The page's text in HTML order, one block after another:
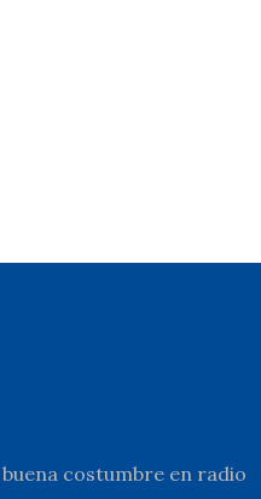
costumbre en radio